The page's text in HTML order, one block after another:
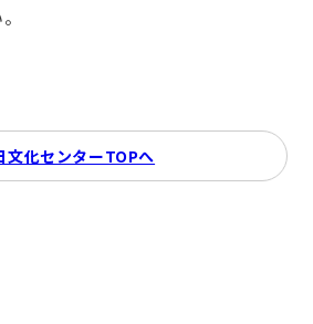
文化センターTOPへ